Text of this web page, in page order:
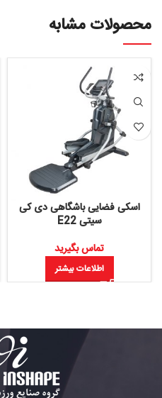
محصولات مشابه
اسکی فضایی باشگاهی دی کی
سیتی E22
تماس بگیرید
اطلاعات بیشتر